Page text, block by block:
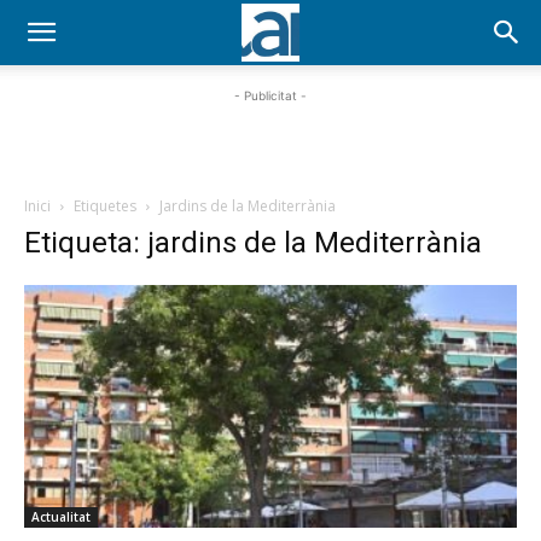
- Publicitat -
Inici Etiquetes Jardins de la Mediterrània
Etiqueta: jardins de la Mediterrània
Actualitat